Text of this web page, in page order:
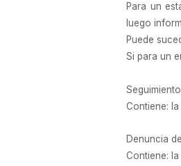
Para un
luego
Puede
Si para un
Contiene:
Denuncia
Contiene: